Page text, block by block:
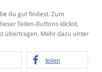
du gut findest. Zum
Teilen-Buttons klickst,
übertragen. Mehr dazu unter
teilen